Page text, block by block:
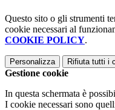
Questo sito o gli strumenti
cookie necessari al
COOKIE POLICY.
Personalizza Rifiuta tutti i
Gestione cookie
In questa schermata è
I cookie necessari sono